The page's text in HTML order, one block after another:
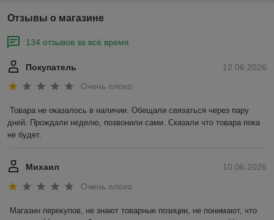
Отзывы о магазине
134 отзывов за всё время
12.06.2026
Покупатель
Очень плохо
Товара не оказалось в наличии. Обещали связаться через пару
дней. Прождали неделю, позвонили сами. Сказали что товара пока
не будет.
10.06.2026
Михаил
Очень плохо
Магазин перекупов, не знают товарные позиции, не понимают, что